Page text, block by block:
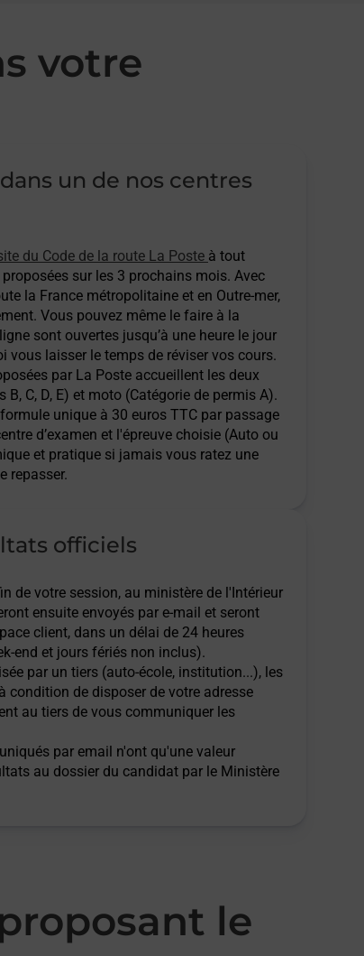
votre
un de nos centres
du Code de la route La Poste à tout
sur les 3 prochains mois. Avec
la France métropolitaine et en Outre-mer,
Vous pouvez même le faire à la
sont ouvertes jusqu’à une heure le jour
vous laisser le temps de réviser vos cours.
par La Poste accueillent les deux
C, D, E) et moto (Catégorie de permis A).
unique à 30 euros TTC par passage
d’examen et l'épreuve choisie (Auto ou
et pratique si jamais vous ratez une
repasser.
officiels
de votre session, au ministère de l'Intérieur
ensuite envoyés par e-mail et seront
client, dans un délai de 24 heures
end et jours fériés non inclus).
par un tiers (auto-école, institution...), les
de disposer de votre adresse
au tiers de vous communiquer les
par email n'ont qu'une valeur
au dossier du candidat par le Ministère
le